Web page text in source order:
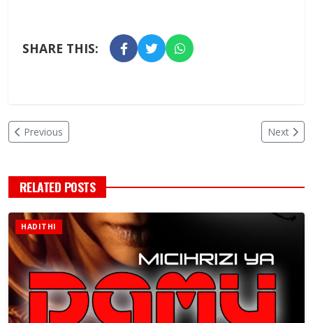
SHARE THIS:
Previous Next
RELATED POSTS
HADITHI